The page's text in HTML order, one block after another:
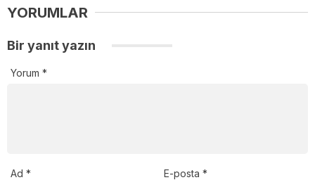
YORUMLAR
Bir yanıt yazın
Yorum *
Ad * E-posta*